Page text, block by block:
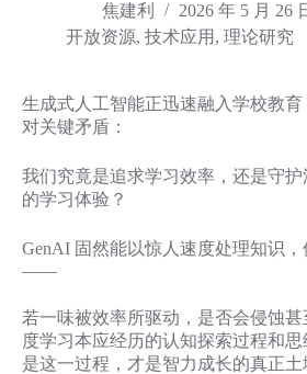
焦建利
2026 年 5 月 26
开放资源, 技术应用 , 理论研究
生成式人工智能正迅速融入学校教
对关键矛盾：
我们究竟是追求学习效率，还是守
的学习体验？
GenAI 固然能以惊人速度处理知识
——
若一味被效率所驱动，是否会侵蚀
度学习本应经历的认知探索过程和
是这一过程，才是智力成长的真正土